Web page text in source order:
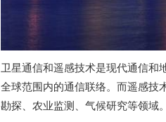
卫星通信和遥感技术是现代通信和
全球范围内的通信联络。而遥感技
勘探、农业监测、气候研究等领域。